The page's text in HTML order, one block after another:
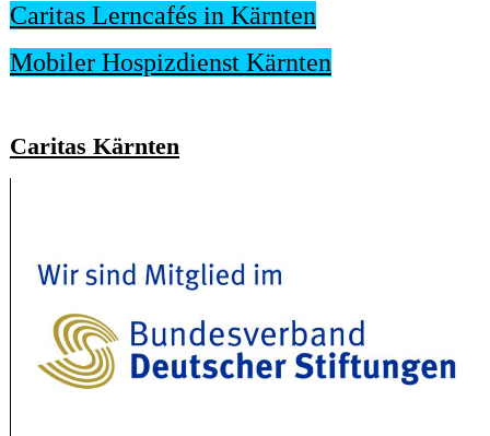
Caritas Lerncafés in Kärnten
Mobiler Hospizdienst Kärnten
Caritas Kärnten